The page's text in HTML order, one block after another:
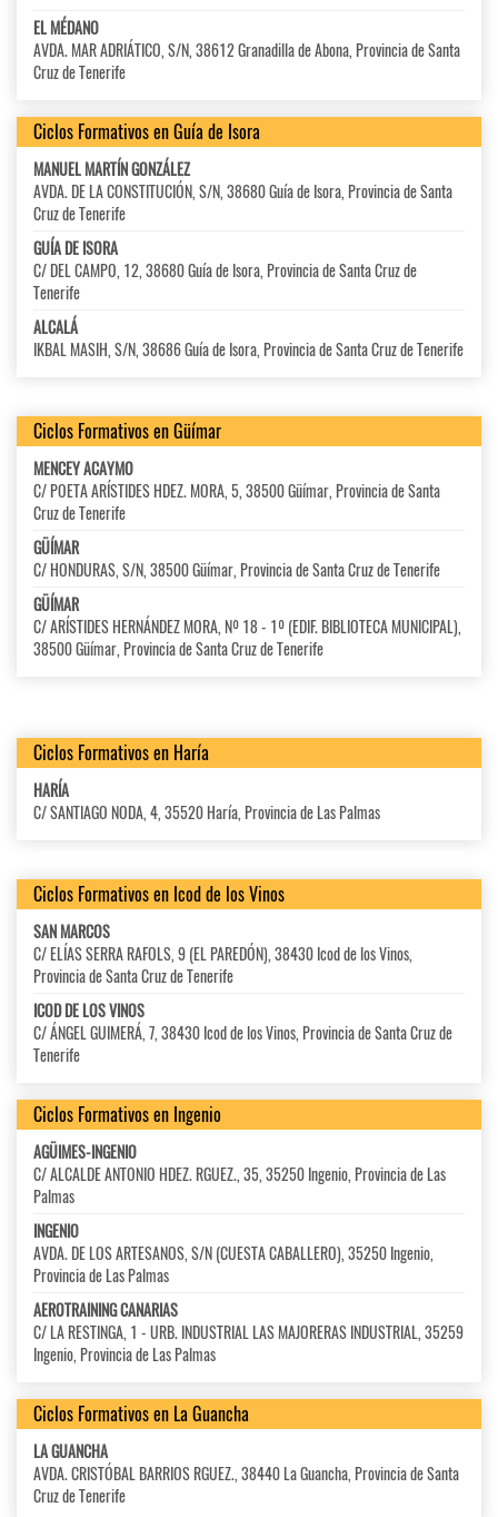
EL MÉDANO
AVDA. MAR ADRIÁTICO, S/N, 38612 Granadilla de Abona, Provincia de Santa
Cruz de Tenerife
Ciclos Formativos en Guía de Isora
MANUEL MARTÍN GONZÁLEZ
AVDA. DE LA CONSTITUCIÓN, S/N, 38680 Guía de Isora, Provincia de Santa
Cruz de Tenerife
GUÍA DE ISORA
C/ DEL CAMPO, 12, 38680 Guía de Isora, Provincia de Santa Cruz de
Tenerife
ALCALÁ
IKBAL MASIH, S/N, 38686 Guía de Isora, Provincia de Santa Cruz de Tenerife
Ciclos Formativos en Güímar
MENCEY ACAYMO
C/ POETA ARÍSTIDES HDEZ. MORA, 5, 38500 Güímar, Provincia de Santa
Cruz de Tenerife
GÜÍMAR
C/ HONDURAS, S/N, 38500 Güímar, Provincia de Santa Cruz de Tenerife
GÜÍMAR
C/ ARÍSTIDES HERNÁNDEZ MORA, Nº 18 - 1º (EDIF. BIBLIOTECA MUNICIPAL),
38500 Güímar, Provincia de Santa Cruz de Tenerife
Ciclos Formativos en Haría
HARÍA
C/ SANTIAGO NODA, 4, 35520 Haría, Provincia de Las Palmas
Ciclos Formativos en Icod de los Vinos
SAN MARCOS
C/ ELÍAS SERRA RAFOLS, 9 (EL PAREDÓN), 38430 Icod de los Vinos,
Provincia de Santa Cruz de Tenerife
ICOD DE LOS VINOS
C/ ÁNGEL GUIMERÁ, 7, 38430 Icod de los Vinos, Provincia de Santa Cruz de
Tenerife
Ciclos Formativos en Ingenio
AGÜIMES-INGENIO
C/ ALCALDE ANTONIO HDEZ. RGUEZ., 35, 35250 Ingenio, Provincia de Las
Palmas
INGENIO
AVDA. DE LOS ARTESANOS, S/N (CUESTA CABALLERO), 35250 Ingenio,
Provincia de Las Palmas
AEROTRAINING CANARIAS
C/ LA RESTINGA, 1 - URB. INDUSTRIAL LAS MAJORERAS INDUSTRIAL, 35259
Ingenio, Provincia de Las Palmas
Ciclos Formativos en La Guancha
LA GUANCHA
AVDA. CRISTÓBAL BARRIOS RGUEZ., 38440 La Guancha, Provincia de Santa
Cruz de Tenerife